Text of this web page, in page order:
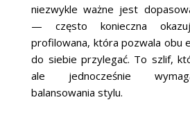
niezwykle ważne jest
— często konieczna
profilowana, która pozwala obu
do siebie przylegać. To szlif,
ale jednocześnie
balansowania stylu.